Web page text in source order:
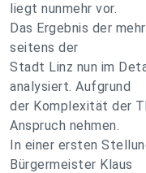
liegt nunmehr vor.
Das Ergebnis der
seitens der
Stadt Linz nun im
analysiert. Aufgrund
der Komplexität der
Anspruch nehmen.
In einer ersten
Bürgermeister Klaus